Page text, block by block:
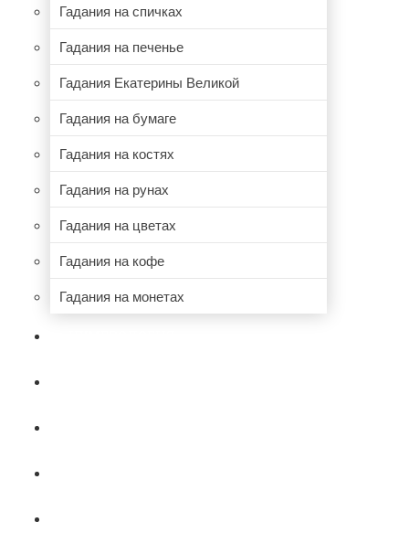
Гадания на спичках
Гадания на печенье
Гадания Екатерины Великой
Гадания на бумаге
Гадания на костях
Гадания на рунах
Гадания на цветах
Гадания на кофе
Гадания на монетах